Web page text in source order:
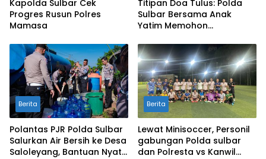
Kapolda Sulbar Cek
Progres Rusun Polres
Titipan Doa Tulus: Polda
Sulbar Bersama Anak
Yatim Memohon
Negeri
Berita
Polantas PJR Polda Sulbar
Salurkan Air Bersih ke Desa
Saloleyang, Bantuan Nyata
Berita
Lewat Minisoccer, Personil
gabungan Polda sulbar
dan Polresta vs Kanwil